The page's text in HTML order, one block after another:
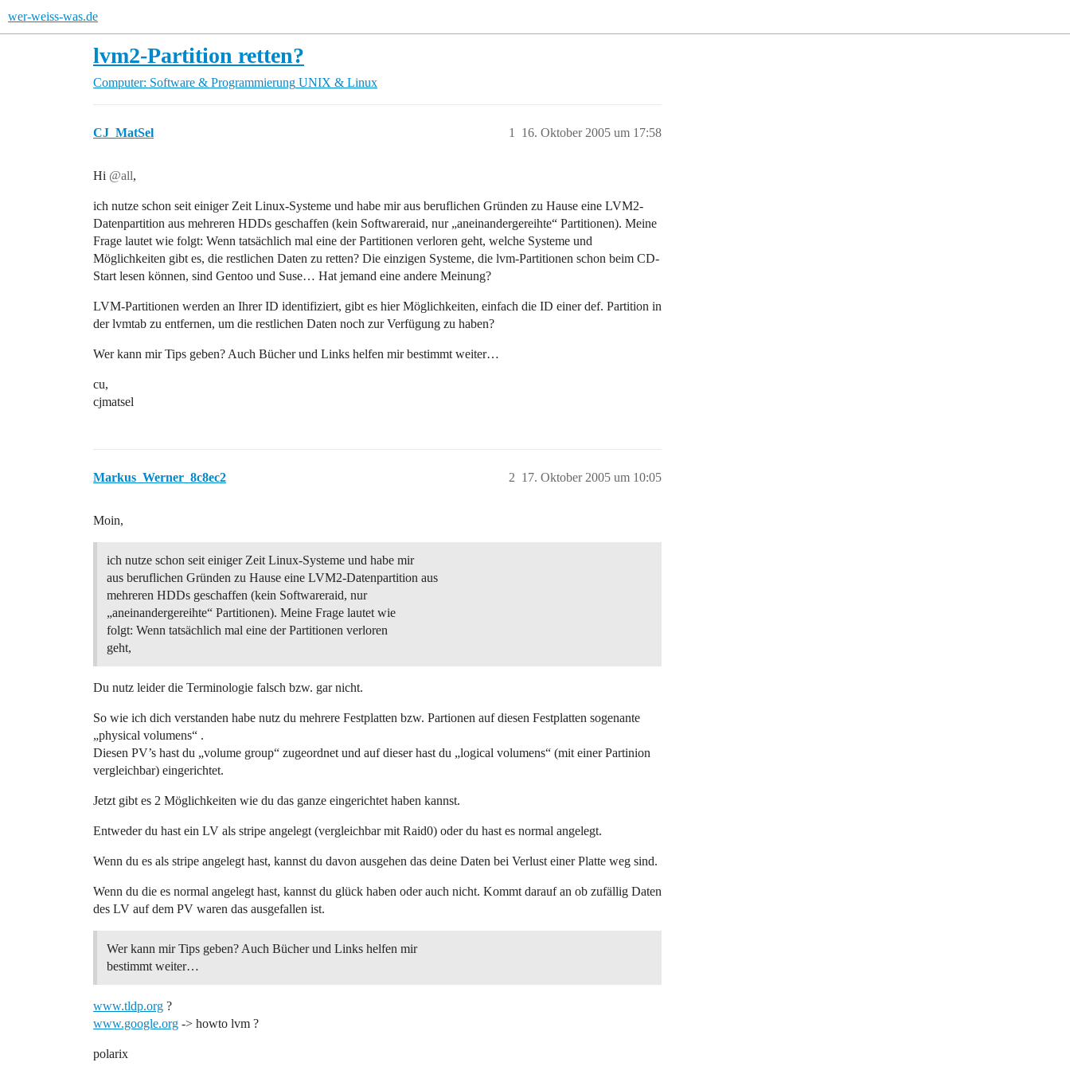
wer-weiss-was.de
lvm2-Partition retten?
Computer: Software & Programmierung UNIX & Linux
CJ_MatSel 16. Oktober 2005 um 17:58
1
Hi @all,
ich nutze schon seit einiger Zeit Linux-Systeme und habe mir aus beruflichen Gründen zu Hause eine LVM2-
Datenpartition aus mehreren HDDs geschaffen (kein Softwareraid, nur „aneinandergereihte“ Partitionen). Meine
Frage lautet wie folgt: Wenn tatsächlich mal eine der Partitionen verloren geht, welche Systeme und
Möglichkeiten gibt es, die restlichen Daten zu retten? Die einzigen Systeme, die lvm-Partitionen schon beim CD-
Start lesen können, sind Gentoo und Suse… Hat jemand eine andere Meinung?
LVM-Partitionen werden an Ihrer ID identifiziert, gibt es hier Möglichkeiten, einfach die ID einer def. Partition in
der lvmtab zu entfernen, um die restlichen Daten noch zur Verfügung zu haben?
Wer kann mir Tips geben? Auch Bücher und Links helfen mir bestimmt weiter…
cu,
cjmatsel
Markus_Werner_8c8ec2 17. Oktober 2005 um 10:05
2
Moin,
ich nutze schon seit einiger Zeit Linux-Systeme und habe mir
aus beruflichen Gründen zu Hause eine LVM2-Datenpartition aus
mehreren HDDs geschaffen (kein Softwareraid, nur
„aneinandergereihte“ Partitionen). Meine Frage lautet wie
folgt: Wenn tatsächlich mal eine der Partitionen verloren
geht,
Du nutz leider die Terminologie falsch bzw. gar nicht.
So wie ich dich verstanden habe nutz du mehrere Festplatten bzw. Partionen auf diesen Festplatten sogenante
„physical volumens“ .
Diesen PV’s hast du „volume group“ zugeordnet und auf dieser hast du „logical volumens“ (mit einer Partinion
vergleichbar) eingerichtet.
Jetzt gibt es 2 Möglichkeiten wie du das ganze eingerichtet haben kannst.
Entweder du hast ein LV als stripe angelegt (vergleichbar mit Raid0) oder du hast es normal angelegt.
Wenn du es als stripe angelegt hast, kannst du davon ausgehen das deine Daten bei Verlust einer Platte weg sind.
Wenn du die es normal angelegt hast, kannst du glück haben oder auch nicht. Kommt darauf an ob zufällig Daten
des LV auf dem PV waren das ausgefallen ist.
Wer kann mir Tips geben? Auch Bücher und Links helfen mir
bestimmt weiter…
www.tldp.org ?
www.google.org -> howto lvm ?
polarix